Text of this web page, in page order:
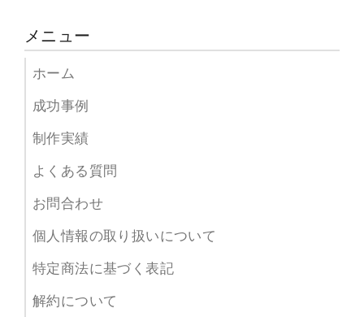
メニュー
ホーム
成功事例
制作実績
よくある質問
お問合わせ
個人情報の取り扱いについて
特定商法に基づく表記
解約について